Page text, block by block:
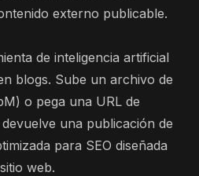
externo publicable.
de inteligencia artificial
blogs. Sube un archivo de
o pega una URL de
una publicación de
para SEO diseñada
web.